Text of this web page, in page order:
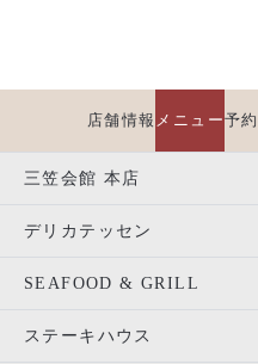
店舗情報 メニュー予約
三笠会館 本店
デリカテッセン
SEAFOOD & GRILL
ステーキハウス